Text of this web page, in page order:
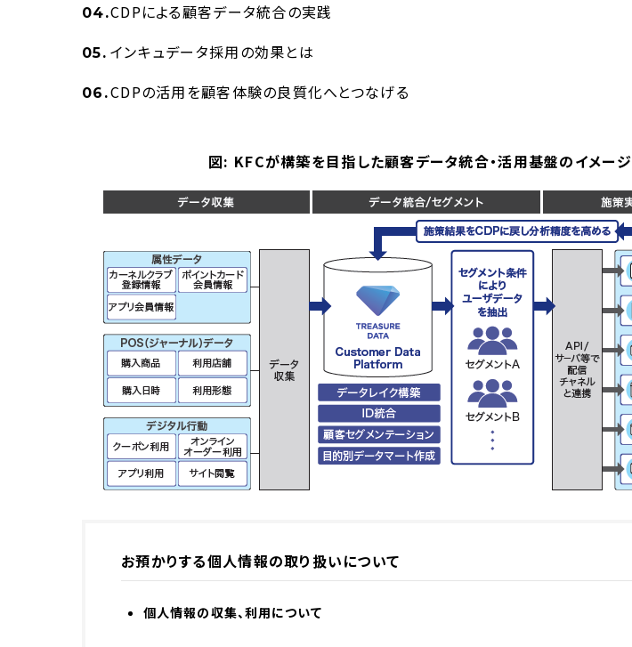
CDPによる顧客データ統合の実践
インキュデータ採用の効果とは
CDPの活用を顧客体験の良質化へとつなげる
図: KFCが構築を目指した顧客データ統合・活用基盤のイメージ
お預かりする個人情報の取り扱いについて
個人情報の収集、利用について